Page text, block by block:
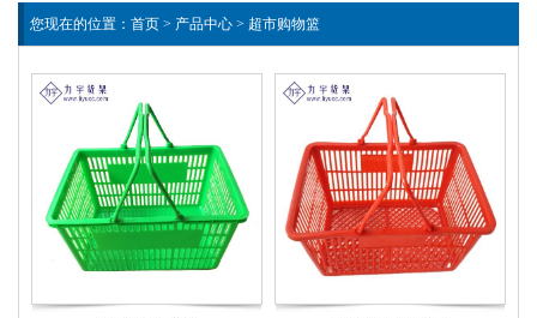
您现在的位置： 首页 > 产品中心 > 超市购物篮